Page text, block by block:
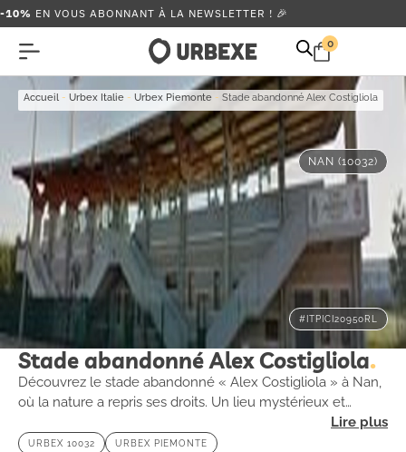
-10% EN VOUS ABONNANT À LA NEWSLETTER ! 🎉
0
Accueil - Urbex Italie - Urbex Piemonte - Stade abandonné Alex Costigliola
NAN (10032)
#ITPICI20950RL
Stade abandonné Alex Costigliola
Découvrez le stade abandonné « Alex Costigliola » à Nan,
où la nature a repris ses droits. Un lieu mystérieux et
fascinant, parfait pour les amateurs d’urbex en quête
URBEX 10032 URBEX PIEMONTE